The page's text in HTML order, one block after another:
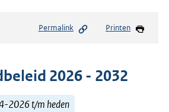
Permalink Printen
2026 - 2032
2026 t/m heden